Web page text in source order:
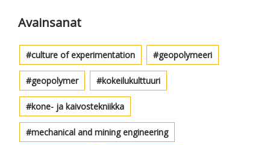
Avainsanat
culture of experimentation geopolymeeri
geopolymer kokeilukulttuuri
kone- ja kaivostekniikka
mechanical and mining engineering